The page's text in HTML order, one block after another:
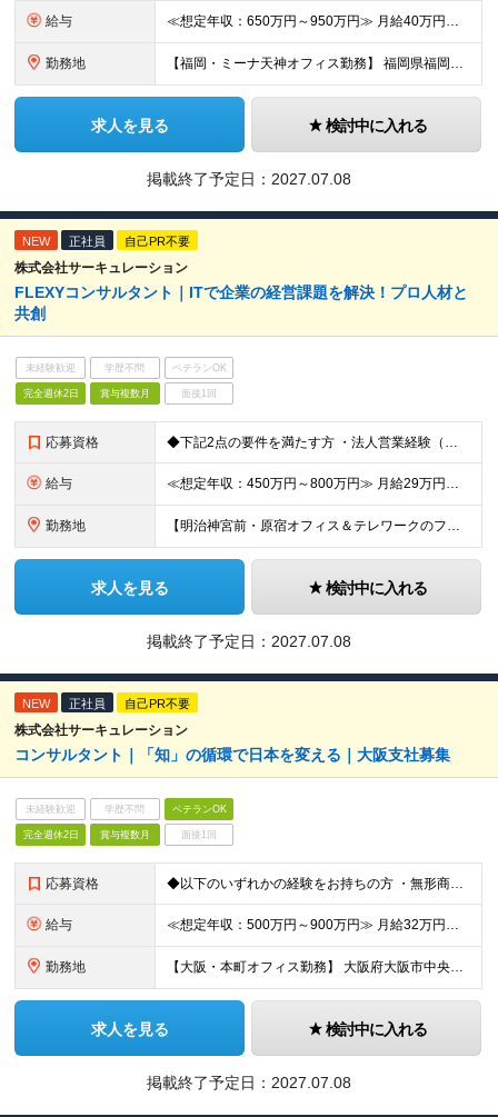
給与 ≪想定年収：650万円～950万円≫ 月給40万円～58万円 ※賞与：年3.5ヶ月（会社業績・個人評価によって変動） ※入社後1年経過したタイミングでインセンティブ給へ移行致します。 ※入社時の月給額
勤務地 【福岡・ミーナ天神オフィス勤務】 福岡県福岡市中央区天神4-3-8 The Company ミーナ天神8階 （変更の範囲）上記を除く当社関連勤務地
求人を見る 検討中に入れる
掲載終了予定日： 2027.07.08
NEW 正社員 自己PR不要
株式会社サーキュレーション
FLEXYコンサルタント｜ITで企業の経営課題を解決！プロ人材と
共創
未経験歓迎 学歴不問 ベテランOK
完全週休2日 賞与複数月 面接1回
応募資格 ◆下記2点の要件を満たす方 ・法人営業経験（業界・業種・商材不問）※目安3年以上 ・「IT」に対する強い興味・関心・意欲をお持ちの方 【求める人物像】 • 起業もしくは自らフリーランス（個人事業主）
給与 ≪想定年収：450万円～800万円≫ 月給29万円～50万円 ※賞与：年3.5ヶ月（会社業績・個人評価によって変動） ※入社後1年経過したタイミングでインセンティブ給へ移行致します。 ※入社時の月給額
勤務地 【明治神宮前・原宿オフィス＆テレワークのフレキシブルワークを導入】 東京都渋谷区神宮前3-21-5 サーキュレーションビル ForPro ★多様な働き方を推進 出社とテレワークを組み合わせたフレキシ
求人を見る 検討中に入れる
掲載終了予定日： 2027.07.08
NEW 正社員 自己PR不要
株式会社サーキュレーション
コンサルタント｜「知」の循環で日本を変える｜大阪支社募集
未経験歓迎 学歴不問 ベテランOK
完全週休2日 賞与複数月 面接1回
応募資格 ◆以下のいずれかの経験をお持ちの方 ・無形商材での法人営業経験（業界・業種・不問）※目安3年以上※ ・顧客に提案することで潜在ニーズを見出す営業活動をしてきた経験（課題解決型の提案営業） 【求める人
給与 ≪想定年収：500万円～900万円≫ 月給32万円～58万円 ※賞与：年3.5ヶ月（会社業績・個人評価によって変動） ※入社後1年経過したタイミングでインセンティブ給へ移行致します。 ※入社時の月給額
勤務地 【大阪・本町オフィス勤務】 大阪府大阪市中央区北久宝寺町4丁目4-2 （変更の範囲）上記を除く当社関連勤務地
求人を見る 検討中に入れる
掲載終了予定日： 2027.07.08